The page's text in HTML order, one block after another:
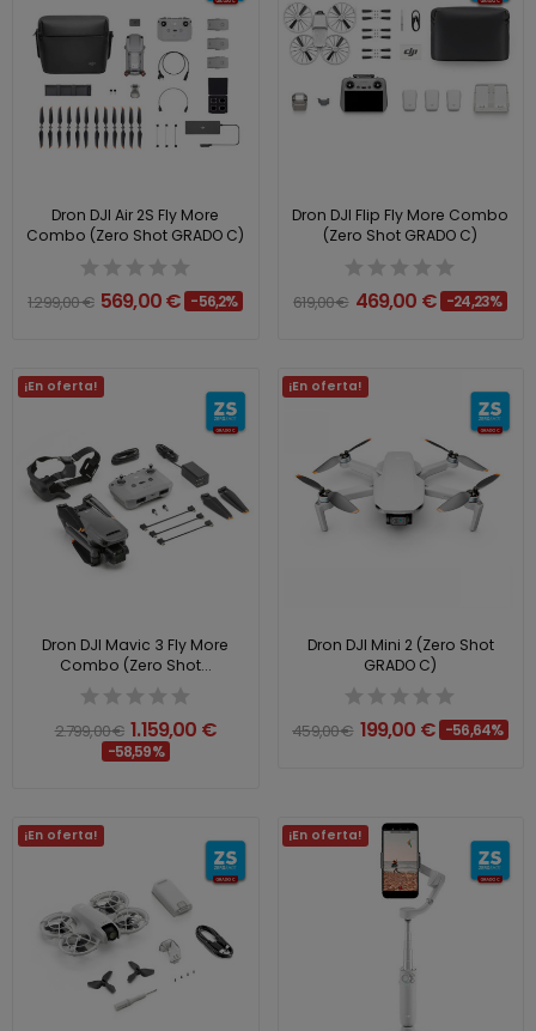
Dron DJI Air 2S Fly More
Combo (Zero Shot GRADO C)
1.299,00 € 569,00 € -56,2%
Dron DJI Flip Fly More Combo
(Zero Shot GRADO C)
619,00 € 469,00 € -24,23%
¡En oferta!
Dron DJI Mavic 3 Fly More
Combo (Zero Shot...
2.799,00 € 1.159,00 €
-58,59%
¡En oferta!
Dron DJI Mini 2 (Zero Shot
GRADO C)
459,00 € 199,00 € -56,64%
¡En oferta! ¡En oferta!